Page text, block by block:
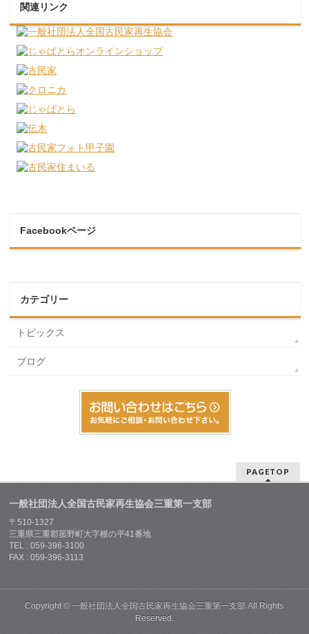
関連リンク
Facebookページ
カテゴリー
トピックス
ブログ
PAGETOP
一般社団法人全国古民家再生協会三重第一支部
〒510-1327
三重県三重郡菰野町大字根の平41番地
TEL : 059-396-3100
FAX : 059-396-3113
Copyright ©一般社団法人全国古民家再生協会三重第一支部 All Rights
Reserved.